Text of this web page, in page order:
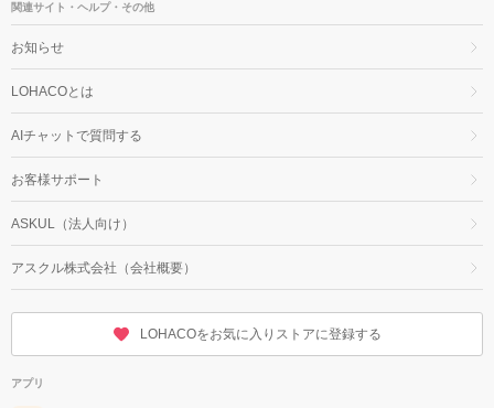
関連サイト・ヘルプ・その他
お知らせ
LOHACOとは
AIチャットで質問する
お客様サポート
ASKUL（法人向け）
アスクル株式会社（会社概要）
LOHACOをお気に入りストアに登録する
アプリ